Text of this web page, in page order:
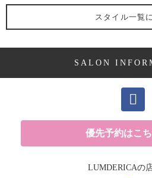
スタイル一覧
SALON
優先予約はこ
LUMDERICAの